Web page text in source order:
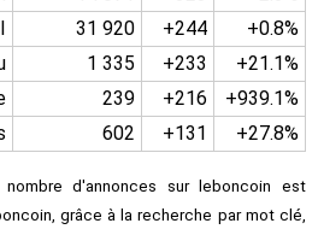
31 920 +244
+0.8%
1 335 +233
+21.1%
239 +216
+939.1%
602 +131 +27.8%
d'annonces sur leboncoin est
grâce à la recherche par mot clé,